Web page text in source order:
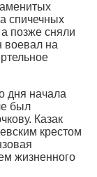
спичечных
а позже сняли
воевал на
дня начала
был
Казак
крестом
жизненного